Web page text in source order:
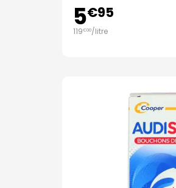
5€95
119€00/litre